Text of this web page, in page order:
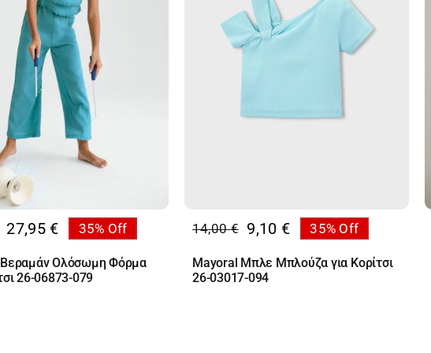
27,95 € 35% Off
Βεραμάν Ολόσωμη Φόρμα
26-06873-079
14,00€
Original
price
was:
9,10 €
Η
τρέχουσα
τιμή
35% Off
Mayoral Μπλε Μπλούζα για Κορίτσι
26-03017-094